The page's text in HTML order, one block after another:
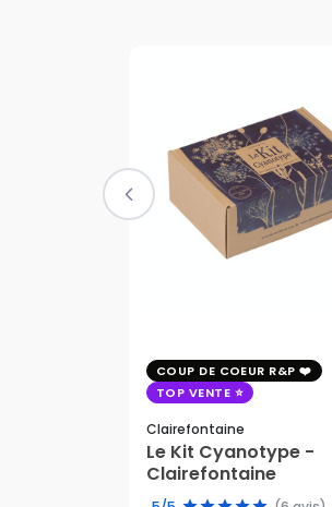
COUP DE COEUR R&P
TOP VENTE
Clairefontaine
Le Kit Cyanotype -
Clairefontaine